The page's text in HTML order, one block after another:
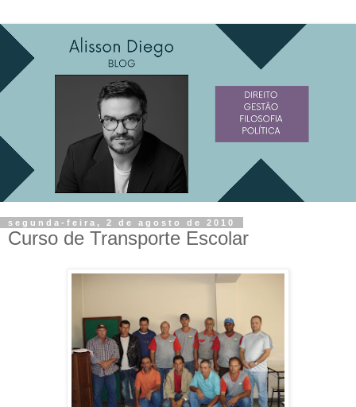
segunda-feira, 2 de agosto de 2010
Curso de Transporte Escolar